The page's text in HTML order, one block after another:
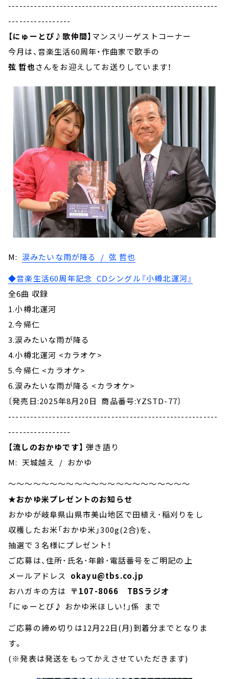
---------------------------------------------------------
-----------------
【にゅーとぴ♪歌仲間】マンスリーゲストコーナー
今月は、音楽生活60周年・作曲家で歌手の
弦 哲也さんをお迎えしてお送りしています！
M: 涙みたいな雨が降る / 弦 哲也
◆音楽生活60周年記念 CDシングル『小樽北運河』
全6曲 収録
1.小樽北運河
2.今帰仁
3.涙みたいな雨が降る
4.小樽北運河 <カラオケ>
5.今帰仁 <カラオケ>
6.涙みたいな雨が降る <カラオケ>
〔発売日:2025年8月20日 商品番号:YZSTD-77〕
---------------------------------------------------------
-----------------
【流しのおかゆです】 弾き語り
M: 天城越え / おかゆ
～～～～～～～～～～～～～～～～～～～～～～
★おかゆ米プレゼントのお知らせ
おかゆが岐阜県山県市美山地区で田植え･稲刈りをし
収穫したお米「おかゆ米」300g(2合)を、
抽選で３名様にプレゼント！
ご応募は、住所･氏名･年齢･電話番号をご明記の上
メールアドレス okayu@tbs.co.jp
おハガキの方は
〒107-8066 TBSラジオ
「にゅーとぴ♪ おかゆ米ほしい！」係 まで
ご応募の締め切りは12月22日(月)到着分までとなりま
す。
(※発表は発送をもってかえさせていただきます)